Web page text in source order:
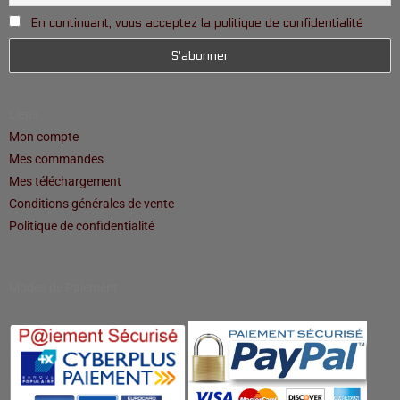
En continuant, vous acceptez la politique de confidentialité
Mon compte
Mes commandes
Mes téléchargement
Conditions générales de vente
Politique de confidentialité